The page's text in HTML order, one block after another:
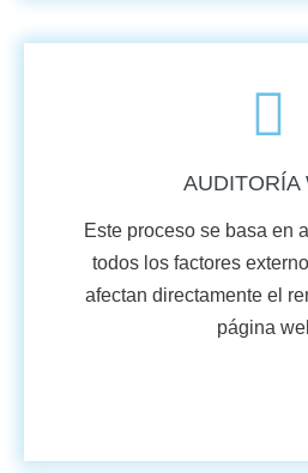
AUDITORÍA
Este proceso se basa en
todos los factores
afectan directamente el
página